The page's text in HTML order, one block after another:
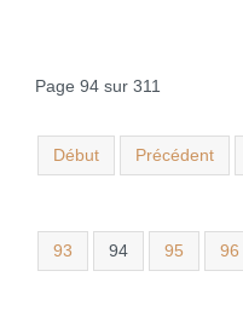
Page 94 sur 311
Début Précédent
93 94 95 96